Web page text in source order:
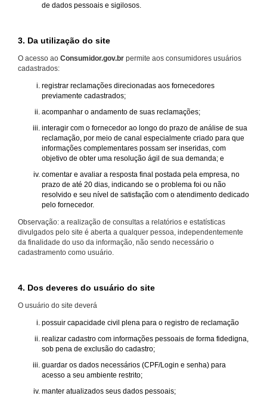
de dados pessoais e sigilosos.
3. Da utilização do site
O acesso ao Consumidor.gov.br permite aos consumidores usuários
cadastrados:
registrar reclamações direcionadas aos fornecedores
previamente cadastrados;
acompanhar o andamento de suas reclamações;
interagir com o fornecedor ao longo do prazo de análise de sua
reclamação, por meio de canal especialmente criado para que
informações complementares possam ser inseridas, com
objetivo de obter uma resolução ágil de sua demanda; e
comentar e avaliar a resposta final postada pela empresa, no
prazo de até 20 dias, indicando se o problema foi ou não
resolvido e seu nível de satisfação com o atendimento dedicado
pelo fornecedor.
Observação: a realização de consultas a relatórios e estatísticas
divulgados pelo site é aberta a qualquer pessoa, independentemente
da finalidade do uso da informação, não sendo necessário o
cadastramento como usuário.
4. Dos deveres do usuário do site
O usuário do site deverá
possuir capacidade civil plena para o registro de reclamação
realizar cadastro com informações pessoais de forma fidedigna,
sob pena de exclusão do cadastro;
guardar os dados necessários (CPF/Login e senha) para
acesso a seu ambiente restrito;
manter atualizados seus dados pessoais;